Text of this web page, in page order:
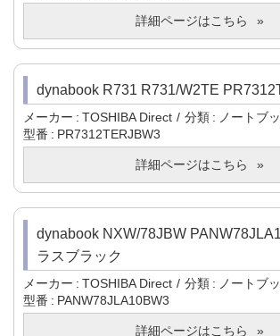
詳細ページはこちら
dynabook R731 R731/W2TE
メーカー TOSHIBA Direct 分類
ノートブ
型番
PR7312TERJBW3
詳細ページはこちら
dynabook NXW/78JBW
ラスブラック
メーカー TOSHIBA Direct 分類
ノートブ
型番
PANW78JLA10BW3
詳細ページはこちら